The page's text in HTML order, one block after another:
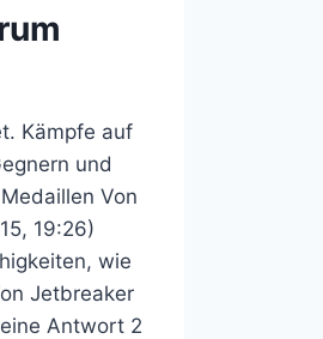
Kämpfe auf
und
Von
19:26)
wie
Jetbreaker
Antwort 2